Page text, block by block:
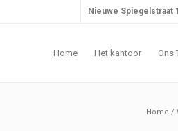
Nieuwe Spiegelstraat
Home Het kantoor Ons
Home /